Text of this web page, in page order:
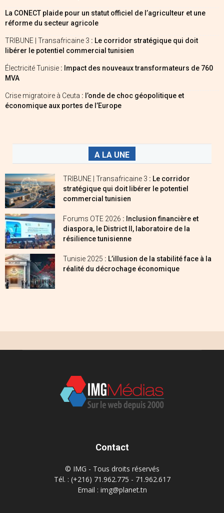
La CONECT plaide pour un statut officiel de l’agriculteur et une
réforme du secteur agricole
TRIBUNE | Transafricaine 3 : Le corridor stratégique qui doit
libérer le potentiel commercial tunisien
Électricité Tunisie : Impact des nouveaux transformateurs de 760
MVA
Crise migratoire à Ceuta : l’onde de choc géopolitique et
économique aux portes de l’Europe
A LA UNE
TRIBUNE | Transafricaine 3 : Le corridor
stratégique qui doit libérer le potentiel
commercial tunisien
Forums OTE 2026 : Inclusion financière et
diaspora, le District II, laboratoire de la
résilience tunisienne
Tunisie 2025 : L’illusion de la stabilité face à la
réalité du décrochage économique
Contact
© IMG - Tous droits réservés
Tél. : (+216) 71.962.775 - 71.962.617
Email : img@planet.tn